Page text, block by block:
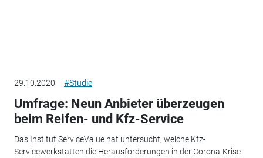
29.10.2020 #Studie
Umfrage: Neun Anbieter überzeugen
beim Reifen- und Kfz-Service
Das Institut ServiceValue hat untersucht, welche Kfz-
Servicewerkstätten die Herausforderungen in der Corona-Krise